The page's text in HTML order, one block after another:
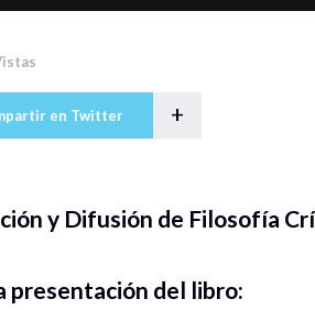
en Twitter +
y Difusión de Filosofía
presentación del libro: